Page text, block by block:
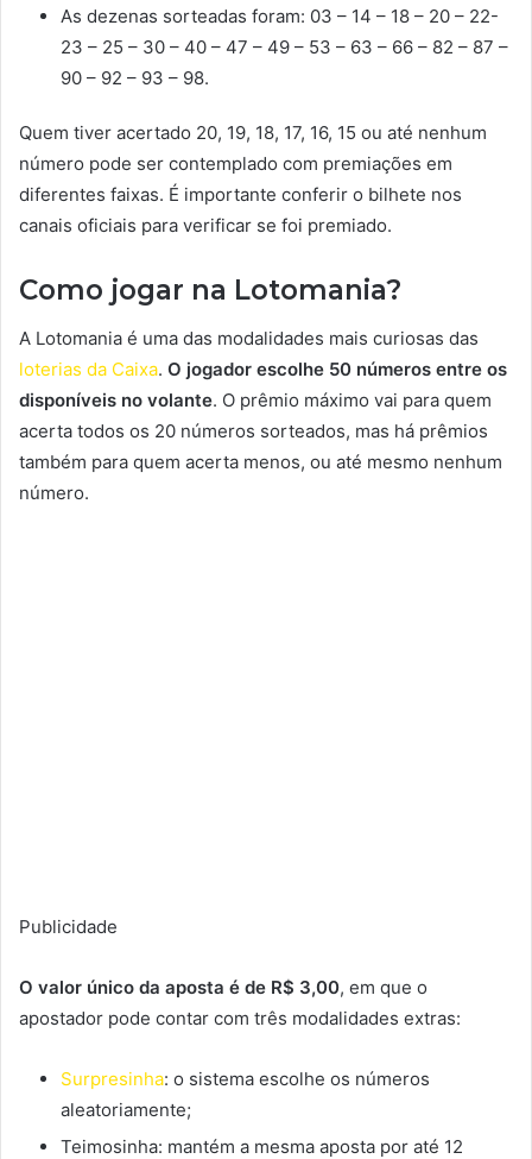
As dezenas sorteadas foram: 03 – 14 – 18 – 20 – 22-
23 – 25 – 30 – 40 – 47 – 49 – 53 – 63 – 66 – 82 – 87 –
90 – 92 – 93 – 98.
Quem tiver acertado 20, 19, 18, 17, 16, 15 ou até nenhum
número pode ser contemplado com premiações em
diferentes faixas. É importante conferir o bilhete nos
canais oficiais para verificar se foi premiado.
Como jogar na Lotomania?
A Lotomania é uma das modalidades mais curiosas das
loterias da Caixa. O jogador escolhe 50 números entre os
disponíveis no volante. O prêmio máximo vai para quem
acerta todos os 20 números sorteados, mas há prêmios
também para quem acerta menos, ou até mesmo nenhum
número.
Publicidade
O valor único da aposta é de R$ 3,00, em que o
apostador pode contar com três modalidades extras:
Surpresinha: o sistema escolhe os números
aleatoriamente;
Teimosinha: mantém a mesma aposta por até 12